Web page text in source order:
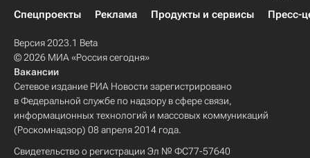
Спецпроекты
Реклама Продукты и сервисы Пресс-
Версия 2023.1 Beta
© 2026 МИА «Россия сегодня»
Вакансии
Сетевое издание РИА Новости зарегистрировано
в Федеральной службе по надзору в сфере связи,
информационных технологий и массовых коммуникаций
(Роскомнадзор) 08 апреля 2014 года.
Свидетельство о регистрации Эл № ФС77-57640